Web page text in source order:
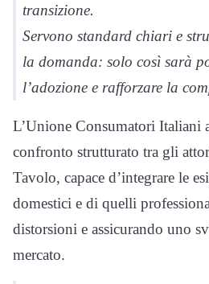
transizione.
Servono standard chiari e
la domanda: solo così sarà
l’adozione e rafforzare la
L’Unione Consumatori Italiani
confronto strutturato tra gli
Tavolo, capace d’integrare le
domestici e di quelli
distorsioni e assicurando uno
mercato.